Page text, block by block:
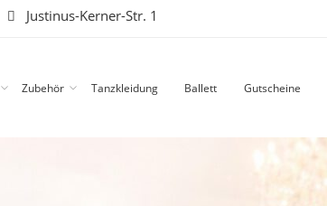
Justinus-Kerner-Str. 1
Zubehör Tanzkleidung Ballett Gutscheine